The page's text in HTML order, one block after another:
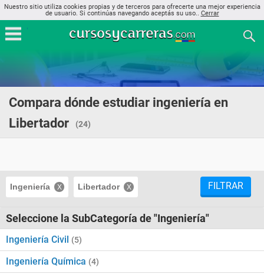
Nuestro sitio utiliza cookies propias y de terceros para ofrecerte una mejor experiencia
de usuario. Si continúas navegando aceptás su uso.. Cerrar
Compara dónde estudiar ingeniería en
Libertador
(24)
Ingeniería Libertador FILTRAR
Seleccione la SubCategoría de "Ingeniería"
Ingeniería Civil (5)
Ingeniería Química (4)